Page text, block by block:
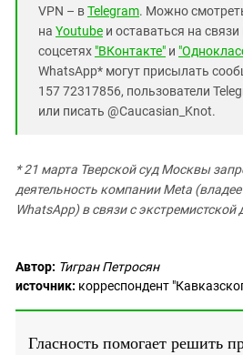
VPN – вTelegram. Можно
на Youtube и оставаться на связи
соцсетях "ВКонтакте" и
WhatsApp* могут присылать
157 72317856, пользователи
или писать @Caucasian_Knot.
* 21 марта Тверской суд Москвы
деятельность компании Meta
WhatsApp) в связи с экстремистской
Автор: Тигран Петросян
источник: корреспондент
Гласность помогает решить